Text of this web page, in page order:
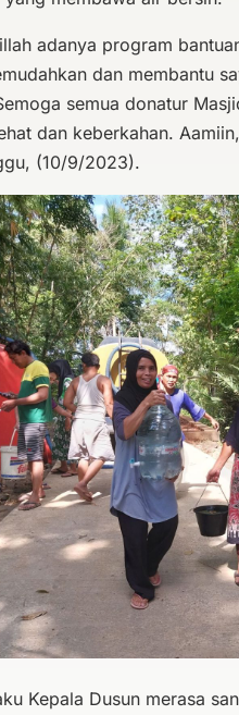
adanya program
dan membantu
semua donatur
dan keberkahan.
(10/9/2023).
Kepala Dusun merasa